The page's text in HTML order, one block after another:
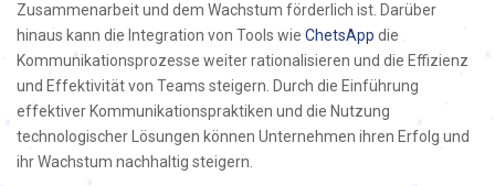
Zusammenarbeit und dem Wachstum förderlich ist. Darüber
hinaus kann die Integration von Tools wie ChetsApp die
Kommunikationsprozesse weiter rationalisieren und die Effizienz
und Effektivität von Teams steigern. Durch die Einführung
effektiver Kommunikationspraktiken und die Nutzung
technologischer Lösungen können Unternehmen ihren Erfolg und
ihr Wachstum nachhaltig steigern.